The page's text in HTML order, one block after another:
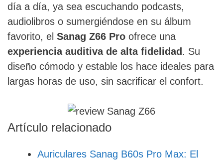
día a día, ya sea escuchando podcasts,
audiolibros o sumergiéndose en su álbum
favorito, el Sanag Z66 Pro ofrece una
experiencia auditiva de alta fidelidad . Su
diseño cómodo y estable los hace ideales para
largas horas de uso, sin sacrificar el confort.
Artículo relacionado
Auriculares Sanag B60s Pro Max: El